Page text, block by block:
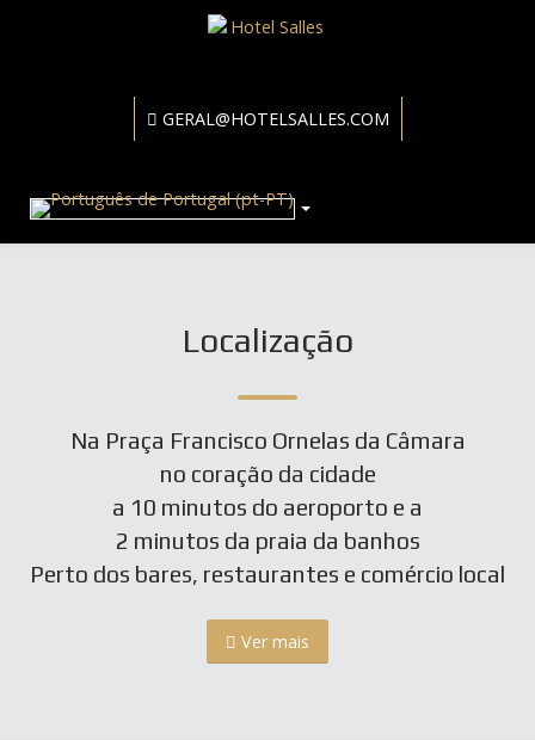
GERAL@HOTELSALLES.COM
Localização
Na Praça Francisco Ornelas da Câmara
no coração da cidade
a 10 minutos do aeroporto e a
2 minutos da praia da banhos
Perto dos bares, restaurantes e comércio local
Ver mais